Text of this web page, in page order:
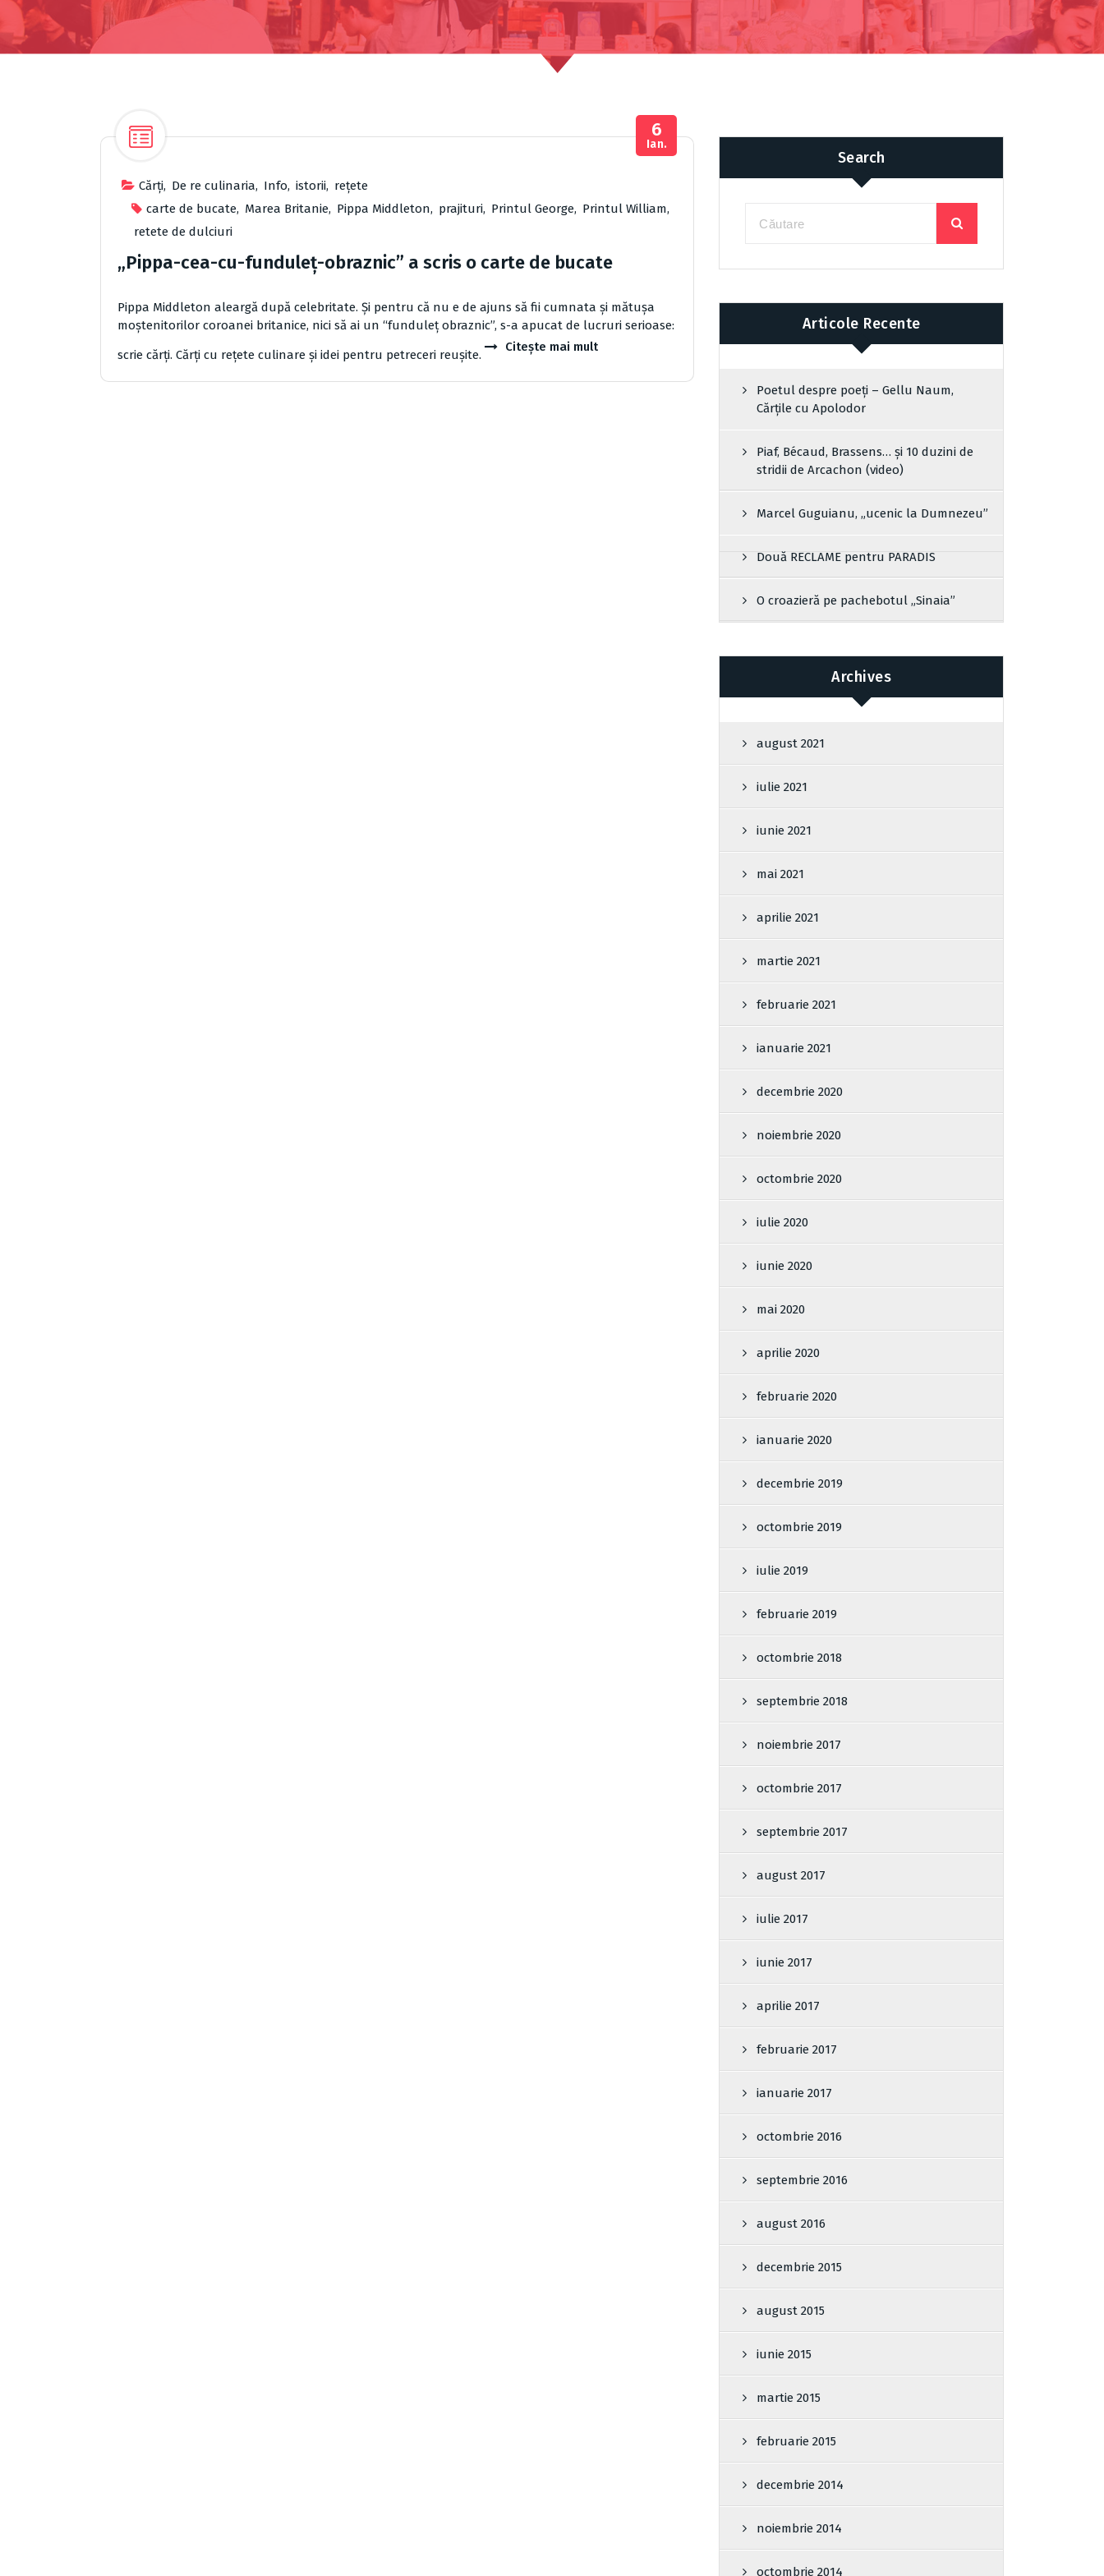
Cărţi, De re culinaria, Info, istorii, reţete
carte de bucate, Marea Britanie, Pippa Middleton, prajituri, Printul George, Printul William,
retete de dulciuri
6
Ian.
„Pippa-cea-cu-funduleț-obraznic” a scris o carte de bucate
Pippa Middleton aleargă după celebritate. Și pentru că nu e de ajuns să fii cumnata și mătușa
moștenitorilor coroanei britanice, nici să ai un “funduleț obraznic”, s-a apucat de lucruri serioase:
scrie cărți. Cărți cu rețete culinare și idei pentru petreceri reușite.
Citește mai mult
Search
Articole Recente
Poetul despre poeți – Gellu Naum,
Cărțile cu Apolodor
Piaf, Bécaud, Brassens… și 10 duzini de
stridii de Arcachon (video)
Marcel Guguianu, „ucenic la Dumnezeu”
Două RECLAME pentru PARADIS
O croazieră pe pachebotul „Sinaia”
Archives
august 2021
iulie 2021
iunie 2021
mai 2021
aprilie 2021
martie 2021
februarie 2021
ianuarie 2021
decembrie 2020
noiembrie 2020
octombrie 2020
iulie 2020
iunie 2020
mai 2020
aprilie 2020
februarie 2020
ianuarie 2020
decembrie 2019
octombrie 2019
iulie 2019
februarie 2019
octombrie 2018
septembrie 2018
noiembrie 2017
octombrie 2017
septembrie 2017
august 2017
iulie 2017
iunie 2017
aprilie 2017
februarie 2017
ianuarie 2017
octombrie 2016
septembrie 2016
august 2016
decembrie 2015
august 2015
iunie 2015
martie 2015
februarie 2015
decembrie 2014
noiembrie 2014
octombrie 2014